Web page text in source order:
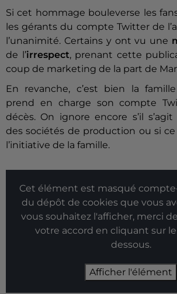
Si cet hommage bouleverse les
les gérants du compte Twitter de
l’unanimité. Certains y ont vu une
de l’irrespect, prenant cette
coup de marketing de la part de
En revanche, c’est bien la
prend en charge son compte
décès. On ignore encore s’il
des sociétés de production ou si
l’initiative de la famille.
Cet élément est masqué
du dépôt de cookies que vous
vous souhaitez l'afficher, merci
votre accord en cliquant sur
dessous.
Afficher l'élément